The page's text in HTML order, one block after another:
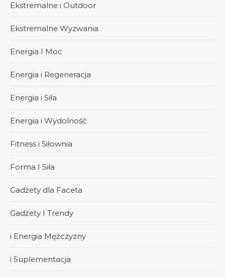
Ekstremalne i Outdoor
Ekstremalne Wyzwania
Energia I Moc
Energia i Regeneracja
Energia i Siła
Energia i Wydolność
Fitness i Siłownia
Forma I Siła
Gadżety dla Faceta
Gadżety I Trendy
i Energia Mężczyzny
i Suplementacja